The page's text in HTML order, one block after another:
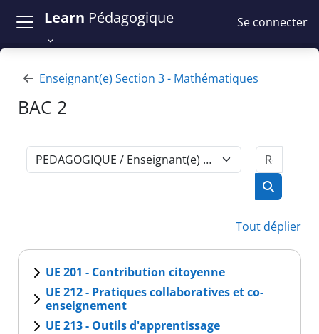
Learn Pédagogique Se connecter
Enseignant(e) Section 3 - Mathématiques
BAC 2
Catégories de cours
Tout déplier
UE 201 - Contribution citoyenne
UE 212 - Pratiques collaboratives et co-
enseignement
UE 213 - Outils d'apprentissage